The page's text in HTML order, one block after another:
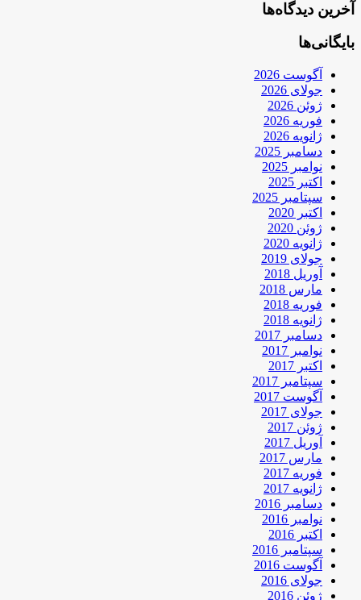
آخرین دیدگاه‌ها
بایگانی‌ها
آگوست 2026
جولای 2026
ژوئن 2026
فوریه 2026
ژانویه 2026
دسامبر 2025
نوامبر 2025
اکتبر 2025
سپتامبر 2025
اکتبر 2020
ژوئن 2020
ژانویه 2020
جولای 2019
آوریل 2018
مارس 2018
فوریه 2018
ژانویه 2018
دسامبر 2017
نوامبر 2017
اکتبر 2017
سپتامبر 2017
آگوست 2017
جولای 2017
ژوئن 2017
آوریل 2017
مارس 2017
فوریه 2017
ژانویه 2017
دسامبر 2016
نوامبر 2016
اکتبر 2016
سپتامبر 2016
آگوست 2016
جولای 2016
ژوئن 2016